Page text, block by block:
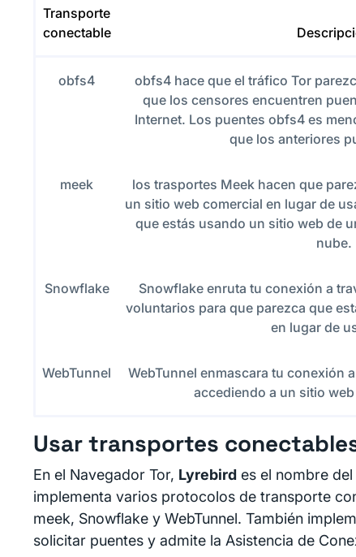
Transporte
conectable
obfs4
obfs4 hace que el tráfico Tor
que los censores encuentren
Internet. Los puentes obfs4 es
que los anteriores
meek
los trasportes Meek hacen que
un sitio web comercial en lugar de
que estás usando un sitio web de
nube.
Snowflake
Snowflake enruta tu conexión a
voluntarios para que parezca que
en lugar de
WebTunnel
WebTunnel enmascara tu conexión
accediendo a un sitio web
Usar transportes
En el Navegador Tor, Lyrebird es el nombre
implementa varios protocolos de transporte
meek, Snowflake y WebTunnel. También
solicitar puentes y admite la Asistencia de